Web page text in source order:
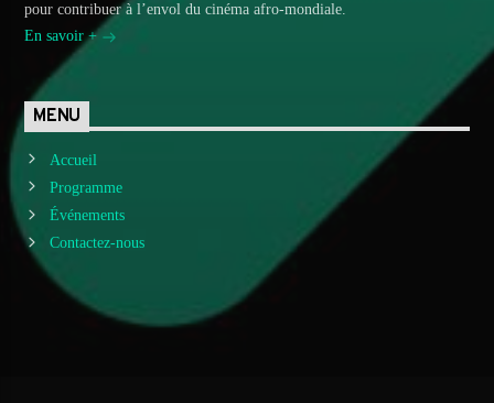
pour contribuer à l’envol du cinéma afro-mondiale.
En savoir +
MENU
Accueil
Programme
Événements
Contactez-nous